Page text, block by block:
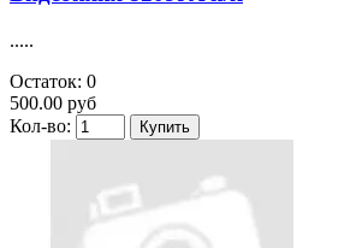
.....
Остаток: 0
500.00 руб
Кол-во: